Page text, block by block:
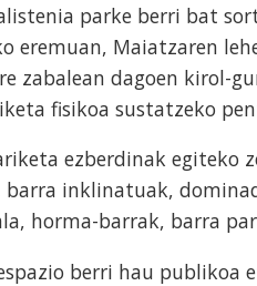
parke berri bat
eremuan, Maiatzaren
zabalean dagoen kirol-
fisikoa sustatzeko
ezberdinak egiteko
inklinatuak,
horma-barrak, barra
berri hau publikoa